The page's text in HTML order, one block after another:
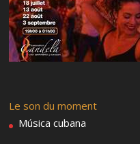
Le son du moment
Música cubana